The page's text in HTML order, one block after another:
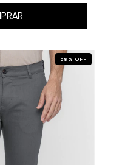
58 % OFF